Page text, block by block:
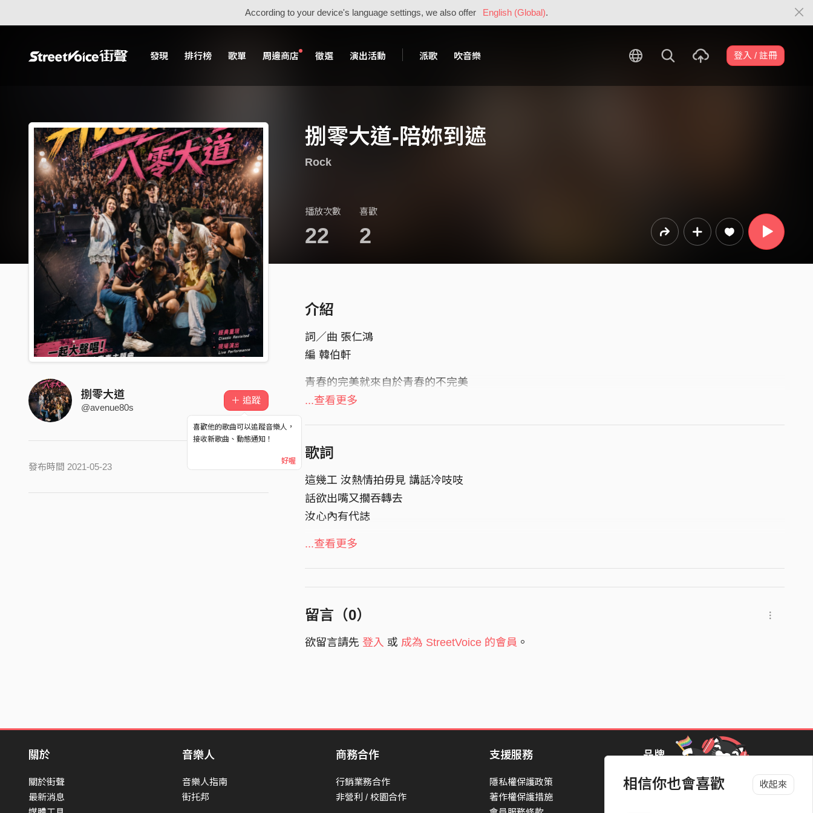
According to your device's language settings, we also offer English (Global).
發現 排行榜 歌單 周邊商店 徵選 演出活動 派歌 吹音樂 登入 / 註冊
相信你也會喜歡 收起來
捌零大道-陪妳到遮
Rock
播放次數
22
喜歡
2
捌零大道
@avenue80s
＋ 追蹤
喜歡他的歌曲可以追蹤音樂人，
接收新歌曲、動態通知！
好喔
發布時間 2021-05-23
介紹
詞／曲 張仁鴻
編 韓伯軒
青春的完美就來自於青春的不完美
那愛情是否也是如此？
那又何必猶豫呢？
以這首歌獻給天下的曠男怨女們！
...查看更多
歌詞
這幾工 汝熱情拍毋見 講話冷吱吱
話欲出嘴又擱吞轉去
汝心內有代誌
我問汝 汝攏閃閃躲躲 不願來提起
過去若是想要收回去
我袂擋袂阻止
------------------------
越走越稀微
沒溫度欵甜蜜
-------------------------
CHORUS
就算講頭前沒路撞壁阮嘛沒咧驚
...查看更多
留言（0）
欲留言請先 登入 或 成為 StreetVoice 的會員 。
關於
關於街聲
最新消息
音樂人
音樂人指南
街托邦
商務合作
行銷業務合作
非營利 / 校園合作
支援服務
隱私權保護政策
著作權保護措施
品牌
StreetVoice Awards 街聲音樂獎